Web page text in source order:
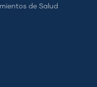
de Salud